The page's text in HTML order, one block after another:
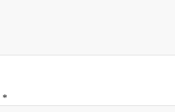
*